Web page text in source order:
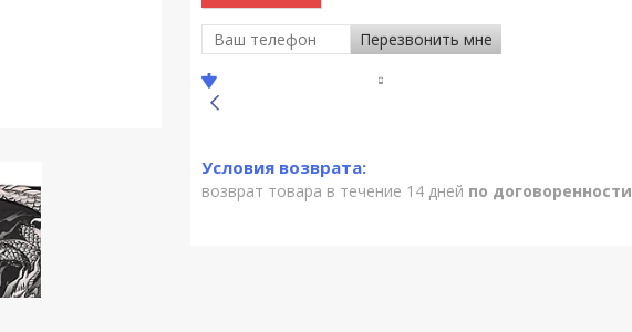
Перезвонить мне
возврат товара в течение 14 дней по договоренности